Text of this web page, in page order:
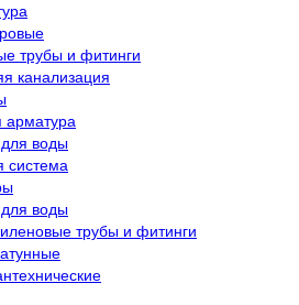
трубы и фитинги
канализация
арматура
воды
система
воды
трубы и фитинги